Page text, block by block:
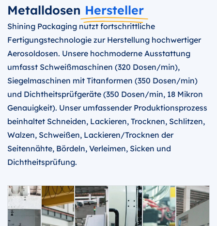
Metalldosen Hersteller
Shining Packaging nutzt fortschrittliche
Fertigungstechnologie zur Herstellung hochwertiger
Aerosoldosen. Unsere hochmoderne Ausstattung
umfasst Schweißmaschinen (320 Dosen/min),
Siegelmaschinen mit Titanformen (350 Dosen/min)
und Dichtheitsprüfgeräte (350 Dosen/min, 18 Mikron
Genauigkeit). Unser umfassender Produktionsprozess
beinhaltet Schneiden, Lackieren, Trocknen, Schlitzen,
Walzen, Schweißen, Lackieren/Trocknen der
Seitennähte, Bördeln, Verleimen, Sicken und
Dichtheitsprüfung.